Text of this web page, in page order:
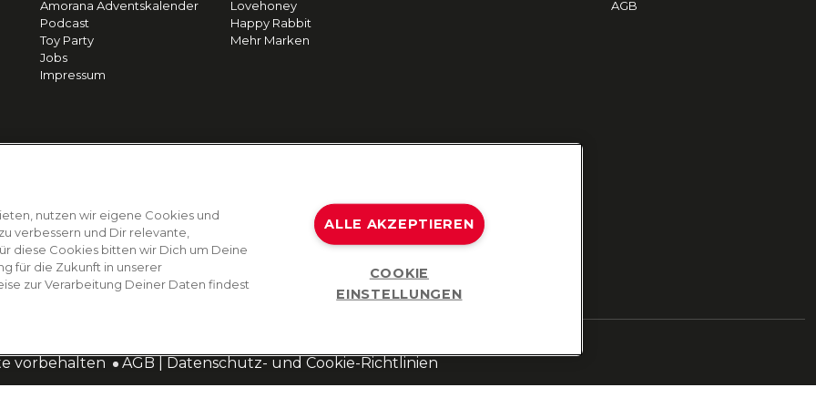
Amorana Adventskalender
Podcast
Toy Party
Jobs
Impressum
Lovehoney
Happy Rabbit
Mehr Marken
AGB
vorbehalten AGB Datenschutz- und Cookie-Richtlinien
nutzen wir eigene Cookies und
verbessern und Dir relevante,
diese Cookies bitten wir Dich um Deine
für die Zukunft in unserer
zur Verarbeitung Deiner Daten findest
ALLE AKZEPTIEREN
COOKIE
EINSTELLUNGEN